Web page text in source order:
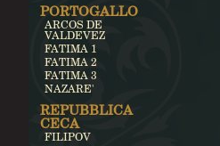
PORTOGALLO
ARCOS DE
VALDEVEZ
FATIMA 1
FATIMA 2
FATIMA 3
NAZARE'
REPUBBLICA
CECA
FILIPOV